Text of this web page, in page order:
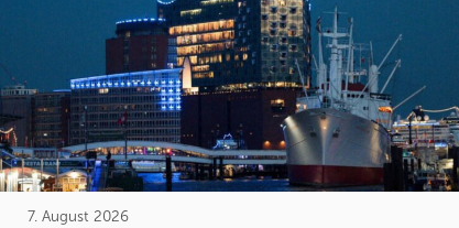
7. August 2026